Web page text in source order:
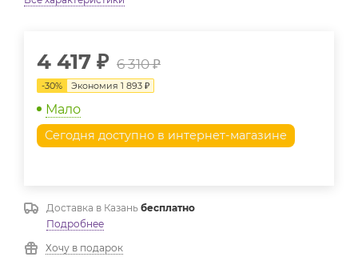
4 417 ₽ 6 310₽
-30% Экономия 1 893 ₽
Мало
Сегодня доступно в интернет-магазине
Доставка в Казань бесплатно
Подробнее
Хочу в подарок